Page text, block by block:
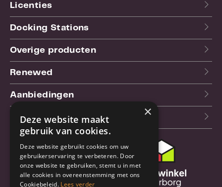
Licenties
Docking Stations
Overige producten
Renewed
Aanbiedingen
Blog
Klantenservice
Bestel- en
verzendinformatie
×
Deze website maakt
gebruik van cookies.
Deze website gebruikt cookies om uw
gebruikerservaring te verbeteren. Door
onze website te gebruiken, stemt u in met
alle cookies in overeenstemming met ons
Cookiebeleid. Lees verder